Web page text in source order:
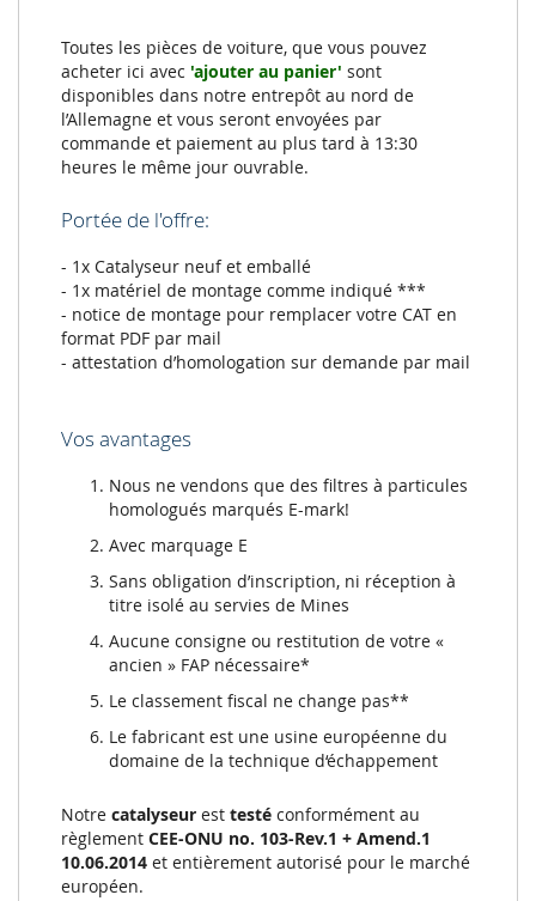
Toutes les pièces de voiture, que vous pouvez
acheter ici avec 'ajouter au panier' sont
disponibles dans notre entrepôt au nord de
l’Allemagne et vous seront envoyées par
commande et paiement au plus tard à 13:30
heures le même jour ouvrable.
Portée de l'offre:
- 1x Catalyseur neuf et emballé
- 1x matériel de montage comme indiqué ***
- notice de montage pour remplacer votre CAT en
format PDF par mail
- attestation d’homologation sur demande par mail
Vos avantages
Nous ne vendons que des filtres à particules
homologués marqués E-mark!
Avec marquage E
Sans obligation d’inscription, ni réception à
titre isolé au servies de Mines
Aucune consigne ou restitution de votre «
ancien » FAP nécessaire*
Le classement fiscal ne change pas**
Le fabricant est une usine européenne du
domaine de la technique d‘échappement
Notre catalyseur est testé conformément au
règlement CEE-ONU no. 103-Rev.1 + Amend.1
10.06.2014 et entièrement autorisé pour le marché
européen.